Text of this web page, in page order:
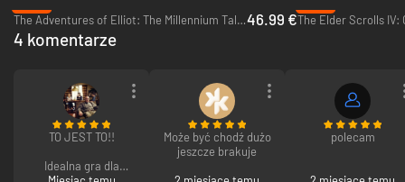
Przygoda rodem z prawdziwego RPG
Gothic 1 Remake pozostaje wierny duchowi oryginalnego Gothica. Gra
została przebudowana od podstaw, lecz zachowuje charakterystyczne
The Adventures of Elliot: The Millennium Tales - PC (Steam)46.99 €
4 komentarze
TO JEST TO!!
Idealna gra dla
Może być chodź dużo
jeszcze brakuje
polecam